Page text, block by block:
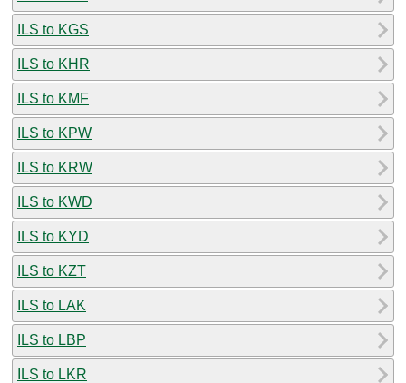
ILS to KGS
ILS to KHR
ILS to KMF
ILS to KPW
ILS to KRW
ILS to KWD
ILS to KYD
ILS to KZT
ILS to LAK
ILS to LBP
ILS to LKR